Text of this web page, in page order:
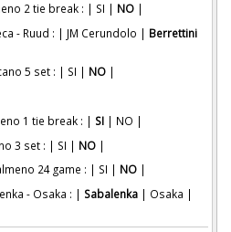
2 tie break : | SI | NO |
- Ruud : | JM Cerundolo | Berrettini
5 set : | SI | NO |
1 tie break : | SI | NO |
3 set : | SI | NO |
24 game : | SI | NO |
- Osaka : | Sabalenka | Osaka |